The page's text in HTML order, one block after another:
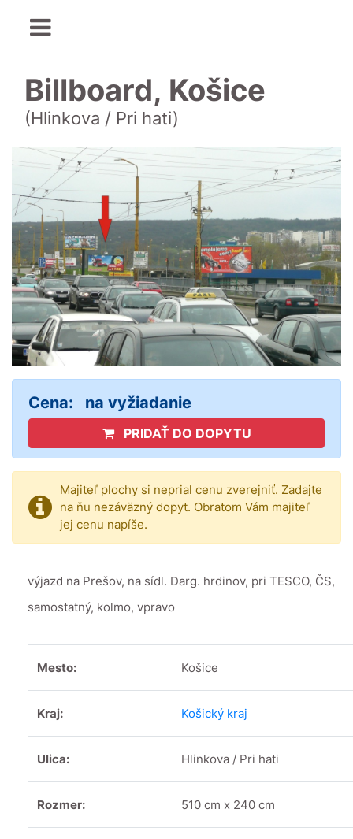
Billboard, Košice
(Hlinkova / Pri hati)
Cena: na vyžiadanie
PRIDAŤ DO DOPYTU
Majiteľ plochy si neprial cenu zverejniť. Zadajte
na ňu nezáväzný dopyt. Obratom Vám majiteľ
jej cenu napíše.
výjazd na Prešov, na sídl. Darg. hrdinov, pri TESCO, ČS,
samostatný, kolmo, vpravo
Mesto: Košice
Kraj: Košický kraj
Ulica: Hlinkova / Pri hati
Rozmer: 510 cm x 240 cm